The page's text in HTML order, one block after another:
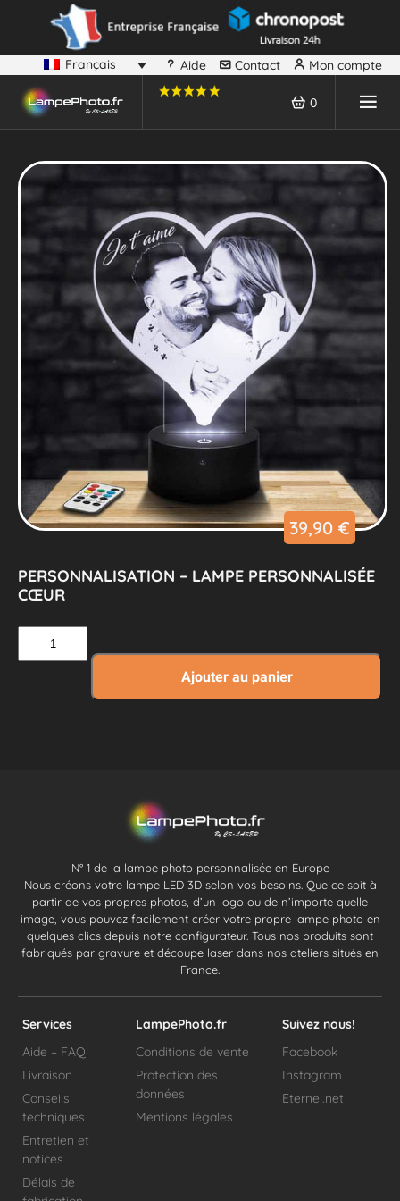
Français Aide Contact Mon compte
0
39,90 €
PERSONNALISATION – LAMPE PERSONNALISÉE
CŒUR
Ajouter au panier
N° 1 de la lampe photo personnalisée en Europe
Nous créons votre lampe LED 3D selon vos besoins. Que ce soit à
partir de vos propres photos, d’un logo ou de n’importe quelle
image, vous pouvez facilement créer votre propre lampe photo en
quelques clics depuis notre configurateur. Tous nos produits sont
fabriqués par gravure et découpe laser dans nos ateliers situés en
France.
Services
Aide – FAQ
Livraison
Conseils
techniques
Entretien et
notices
Délais de
LampePhoto.fr
Conditions de vente
Protection des
données
Mentions légales
Suivez nous!
Facebook
Instagram
Eternel.net